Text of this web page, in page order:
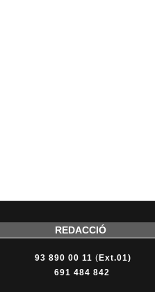
REDACCIÓ
93 890 00 11 ( Ext.01)
691 484 842